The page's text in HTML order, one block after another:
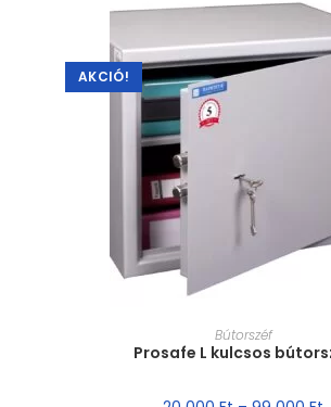
AKCIÓ!
MÉRET VÁLASZTÁSA
Bútorszéf
Prosafe L kulcsos